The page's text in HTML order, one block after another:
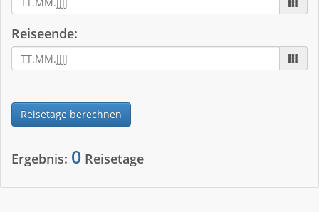
Reiseende:
Reisetage berechnen
Ergebnis: 0 Reisetage